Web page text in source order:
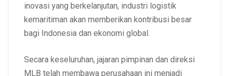
inovasi yang berkelanjutan, industri logistik
kemaritiman akan memberikan kontribusi besar
bagi Indonesia dan ekonomi global.
Secara keseluruhan, jajaran pimpinan dan direksi
MLB telah membawa perusahaan ini menjadi